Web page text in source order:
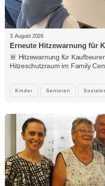
Kinder Senioren
3. August 2026
Erneute Hitzewarnung für
🚨 Hitzewarnung für
Hitzeschutzraum im Family